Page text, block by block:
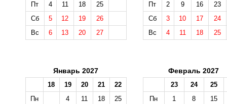
Пт
4 11 18
25
Сб
5 12 19
26
Вс
6 13 20 27
Пт
2 9 16
23
Сб
3 10 17
24
Вс
4 11 18 25
Январь 2027
18 19 20 21
22
Пн
4 11 18
25
Февраль 2027
23 24
25
Пн
1 8
15